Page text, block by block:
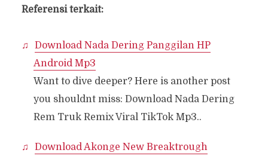
Referensi terkait:
Download Nada Dering Panggilan HP
Android Mp3
Want to dive deeper? Here is another post
you shouldnt miss: Download Nada Dering
Rem Truk Remix Viral TikTok Mp3..
Download Akonge New Breaktrough